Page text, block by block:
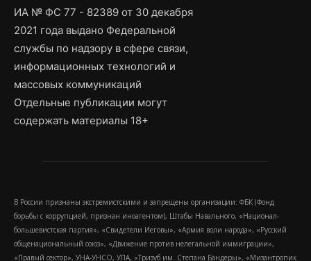
ИА № ФС 77 - 82389 от 30 декабря
2021 года выдано Федеральной
службы по надзору в сфере связи,
информационных технологий и
массовых коммуникаций
Отдельные публикации могут
содержать материалы 18+
В России признаны экстремистскими и запрещены организации: ФБК (Фонд
борьбы с коррупцией, признан иноагентом), Штабы Навального, «Национал-
большевистская партия», «Свидетели Иеговы», «Армия воли народа», «Русский
общенациональный союз», «Движение против нелегальной иммиграции»,
«Правый сектор», УНА-УНСО, УПА, «Тризуб им. Степана Бандеры», «Мизантропик